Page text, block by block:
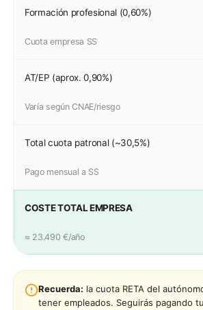
Formación profesional (0,60%)
Cuota empresa SS
AT/EP (aprox. 0,90%)
Varía según CNAE/riesgo
Total cuota patronal (~30,5%)
Pago mensual a SS
COSTE TOTAL EMPRESA
≈ 23.490 €/año
Recuerda: la cuota RETA del
tener empleados. Seguirás pagando